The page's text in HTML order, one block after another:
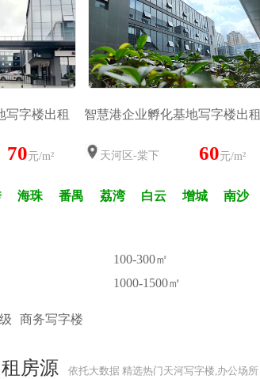
写字楼出租
70元/m²
智慧港企业孵化基地写字楼出租
天河区-棠下 60元/m²
海珠 番禺 荔湾 白云 增城 南沙
100-300㎡
1000-1500㎡
商务写字楼
房源 依托大数据 精选热门天河写字楼,办公场所